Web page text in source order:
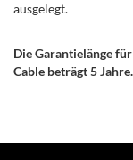
ausgelegt.
Die Garantielänge
Cable beträgt 5 Jahre.